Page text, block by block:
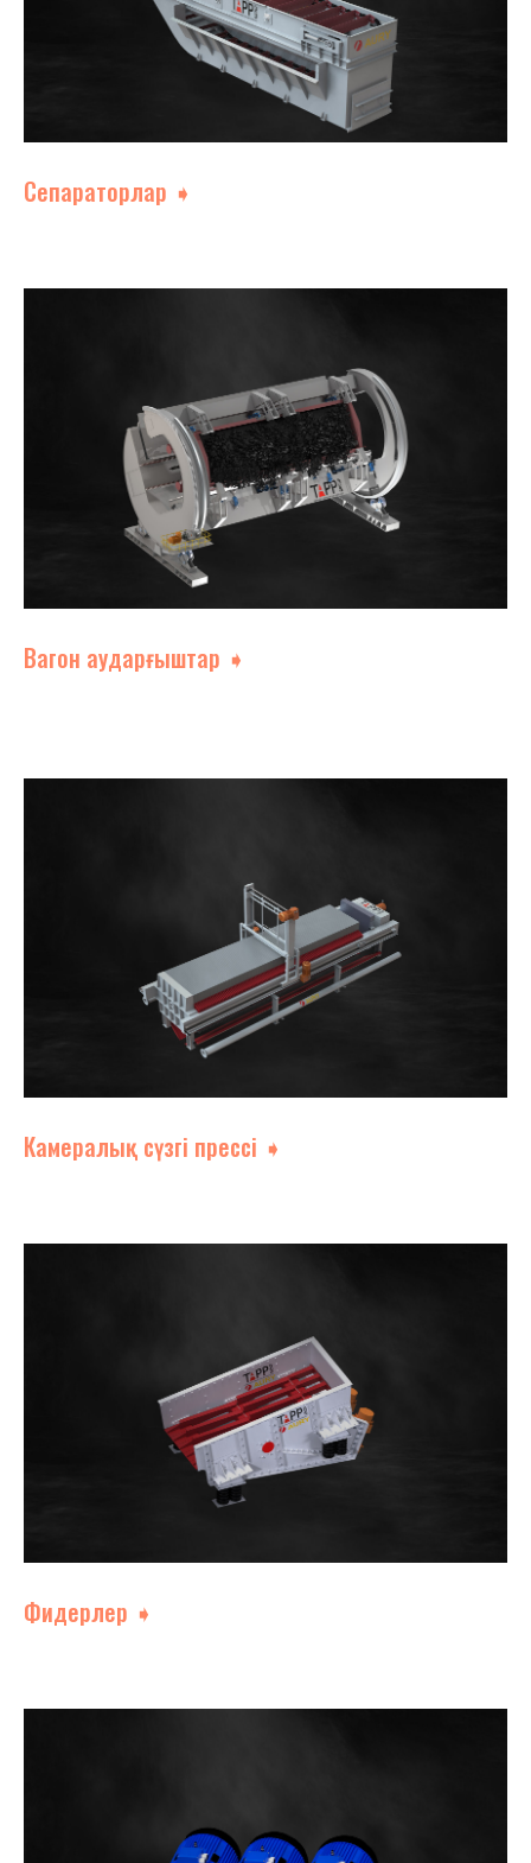
Сепараторлар ➧
Вагон аударғыштар ➧
Камералық сүзгі прессі ➧
Фидерлер ➧